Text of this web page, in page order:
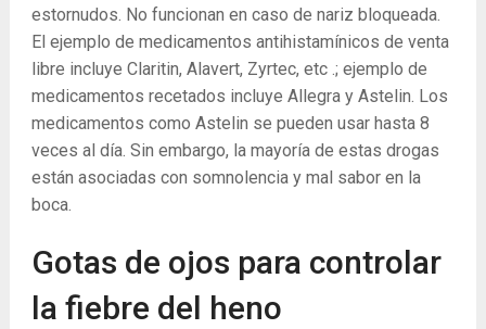
estornudos. No funcionan en caso de nariz bloqueada.
El ejemplo de medicamentos antihistamínicos de venta
libre incluye Claritin, Alavert, Zyrtec, etc .; ejemplo de
medicamentos recetados incluye Allegra y Astelin. Los
medicamentos como Astelin se pueden usar hasta 8
veces al día. Sin embargo, la mayoría de estas drogas
están asociadas con somnolencia y mal sabor en la
boca.
Gotas de ojos para controlar
la fiebre del heno